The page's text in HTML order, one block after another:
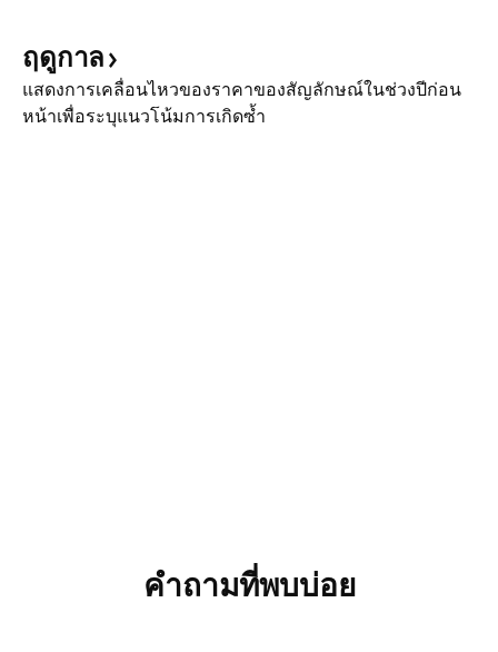
ฤดูกาล
แสดงการเคลื่อนไหวของราคาของสัญลักษณ์ในช่วงปีก่อน
หน้าเพื่อระบุแนวโน้มการเกิดซ้ำ
คำถามที่พบบ่อย